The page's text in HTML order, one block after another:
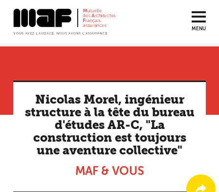
MENU
Nicolas Morel, ingénieur
structure à la tête du bureau
d'études AR-C, "La
construction est toujours
une aventure collective"
MAF & VOUS